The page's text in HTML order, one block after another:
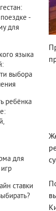
-
для
языка
выбора
ребёнка
для
ставки